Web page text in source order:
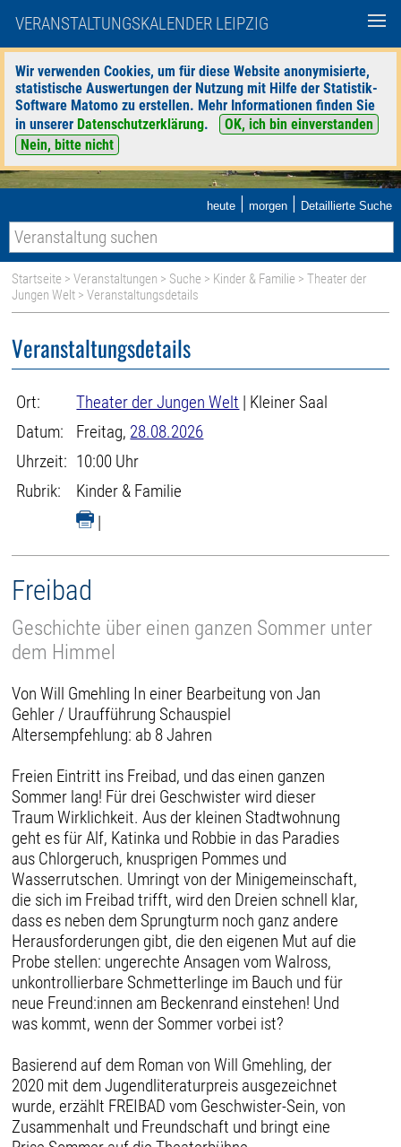
VERANSTALTUNGSKALENDER LEIPZIG
Wir verwenden Cookies, um für diese Website anonymisierte,
statistische Auswertungen der Nutzung mit Hilfe der Statistik-
Software Matomo zu erstellen. Mehr Informationen finden Sie
in unserer Datenschutzerklärung.
OK, ich bin einverstanden
Nein, bitte nicht
heute | morgen | Detaillierte Suche
Startseite >Veranstaltungen > Suche > Kinder & Familie >Theater der
Jungen Welt > Veranstaltungsdetails
Veranstaltungsdetails
Ort: Theater der Jungen Welt | Kleiner Saal
Datum:
Freitag, 28.08.2026
Uhrzeit: 10:00 Uhr
Rubrik:
Kinder & Familie
|
Freibad
Geschichte über einen ganzen Sommer unter
dem Himmel
Von Will Gmehling In einer Bearbeitung von Jan
Gehler / Uraufführung Schauspiel
Altersempfehlung: ab 8 Jahren
Freien Eintritt ins Freibad, und das einen ganzen
Sommer lang! Für drei Geschwister wird dieser
Traum Wirklichkeit. Aus der kleinen Stadtwohnung
geht es für Alf, Katinka und Robbie in das Paradies
aus Chlorgeruch, knusprigen Pommes und
Wasserrutschen. Umringt von der Minigemeinschaft,
die sich im Freibad trifft, wird den Dreien schnell klar,
dass es neben dem Sprungturm noch ganz andere
Herausforderungen gibt, die den eigenen Mut auf die
Probe stellen: ungerechte Ansagen vom Walross,
unkontrollierbare Schmetterlinge im Bauch und für
neue Freund:innen am Beckenrand einstehen! Und
was kommt, wenn der Sommer vorbei ist?
Basierend auf dem Roman von Will Gmehling, der
2020 mit dem Jugendliteraturpreis ausgezeichnet
wurde, erzählt FREIBAD vom Geschwister-Sein, von
Zusammenhalt und Freundschaft und bringt eine